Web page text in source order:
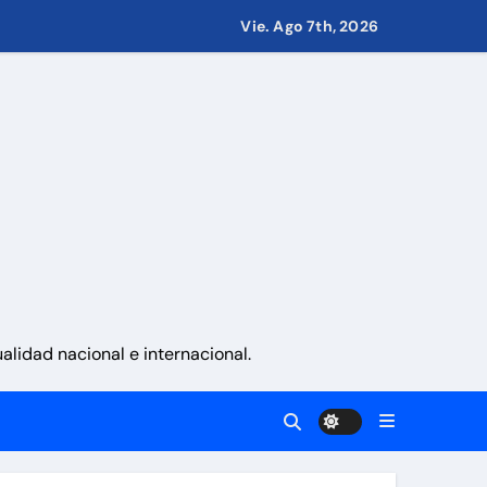
6 de agosto 2026
Vie. Ago 7th, 2026
nacional e internacional.